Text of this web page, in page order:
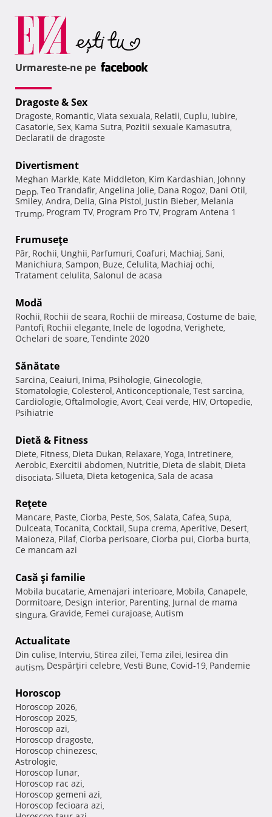
Urmareste-ne pe
Dragoste & Sex
Dragoste, Romantic, Viata sexuala, Relatii, Cuplu, Iubire,
Casatorie, Sex, Kama Sutra, Pozitii sexuale Kamasutra,
Declaratii de dragoste
Divertisment
Meghan Markle, Kate Middleton, Kim Kardashian, Johnny
Depp, Teo Trandafir, Angelina Jolie, Dana Rogoz, Dani Otil,
Smiley, Andra, Delia, Gina Pistol, Justin Bieber, Melania
Trump, Program TV, Program Pro TV, Program Antena 1
Frumuseţe
Păr, Rochii, Unghii, Parfumuri, Coafuri, Machiaj, Sani,
Manichiura, Sampon, Buze, Celulita, Machiaj ochi,
Tratament celulita, Salonul de acasa
Modă
Rochii, Rochii de seara, Rochii de mireasa, Costume de baie,
Pantofi, Rochii elegante, Inele de logodna, Verighete,
Ochelari de soare, Tendinte 2020
Sănătate
Sarcina, Ceaiuri, Inima, Psihologie, Ginecologie,
Stomatologie, Colesterol, Anticonceptionale, Test sarcina,
Cardiologie, Oftalmologie, Avort, Ceai verde, HIV, Ortopedie,
Psihiatrie
Dietă & Fitness
Diete, Fitness, Dieta Dukan, Relaxare, Yoga, Intretinere,
Aerobic, Exercitii abdomen, Nutritie, Dieta de slabit, Dieta
disociata, Silueta, Dieta ketogenica, Sala de acasa
Reţete
Mancare, Paste, Ciorba, Peste, Sos, Salata, Cafea, Supa,
Dulceata, Tocanita, Cocktail, Supa crema, Aperitive, Desert,
Maioneza, Pilaf, Ciorba perisoare, Ciorba pui, Ciorba burta,
Ce mancam azi
Casă şi familie
Mobila bucatarie, Amenajari interioare, Mobila, Canapele,
Dormitoare, Design interior, Parenting, Jurnal de mama
singura, Gravide, Femei curajoase, Autism
Actualitate
Din culise, Interviu, Stirea zilei, Tema zilei, Iesirea din
autism, Despărţiri celebre, Vesti Bune, Covid-19, Pandemie
Horoscop
Horoscop 2026,
Horoscop 2025,
Horoscop azi,
Horoscop dragoste,
Horoscop chinezesc,
Astrologie,
Horoscop lunar,
Horoscop rac azi,
Horoscop gemeni azi,
Horoscop fecioara azi,